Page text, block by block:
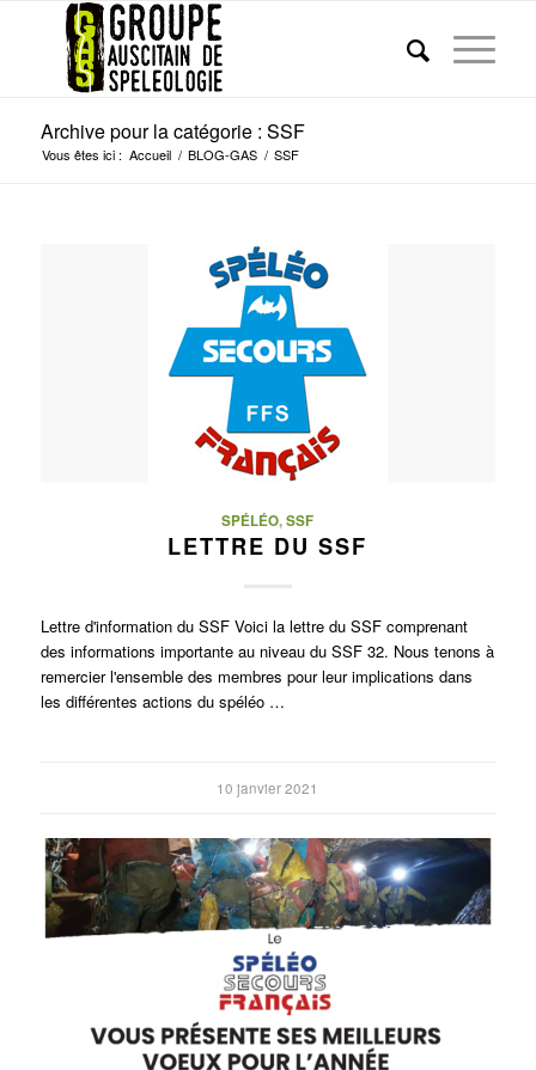
Archive pour la catégorie : SSF
Vous êtes ici : Accueil / BLOG-GAS / SSF
SPÉLÉO,SSF
LETTRE DU SSF
Lettre d'information du SSF Voici la lettre du SSF comprenant
des informations importante au niveau du SSF 32. Nous tenons à
remercier l'ensemble des membres pour leur implications dans
les différentes actions du spéléo …
10 janvier 2021